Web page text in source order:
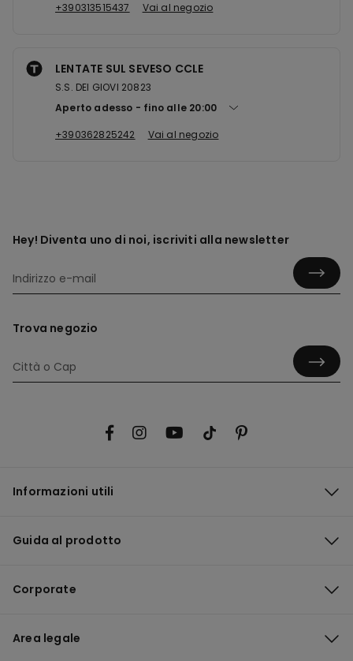
+390313515437
Vai al negozio
LENTATE SUL SEVESO CCLE
S.S. DEI GIOVI 20823
Aperto adesso
fino alle 20:00
+390362825242
Vai al negozio
Hey! Diventa uno di noi, iscriviti alla newsletter
Trova negozio
Informazioni utili
Guida al prodotto
Corporate
Area legale